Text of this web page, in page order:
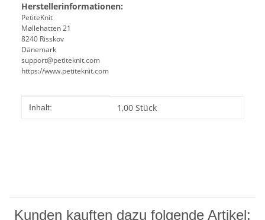
Herstellerinformationen:
PetiteKnit
Møllehatten 21
8240 Risskov
Dänemark
support@petiteknit.com
https://www.petiteknit.com
Produkteigenschaft
Wert
Inhalt: 1,00 Stück
Kunden kauften dazu folgende Artikel: